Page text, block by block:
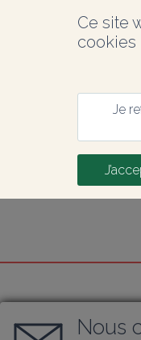
Ce site
cookies
Je
Nous